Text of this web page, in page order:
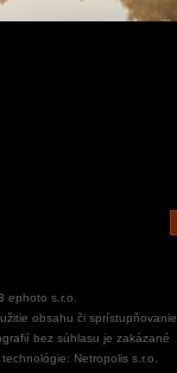
ephoto s.r.o.
obsahu či sprístupňovanie
bez súhlasu je zakázané
Netropolis s.r.o.